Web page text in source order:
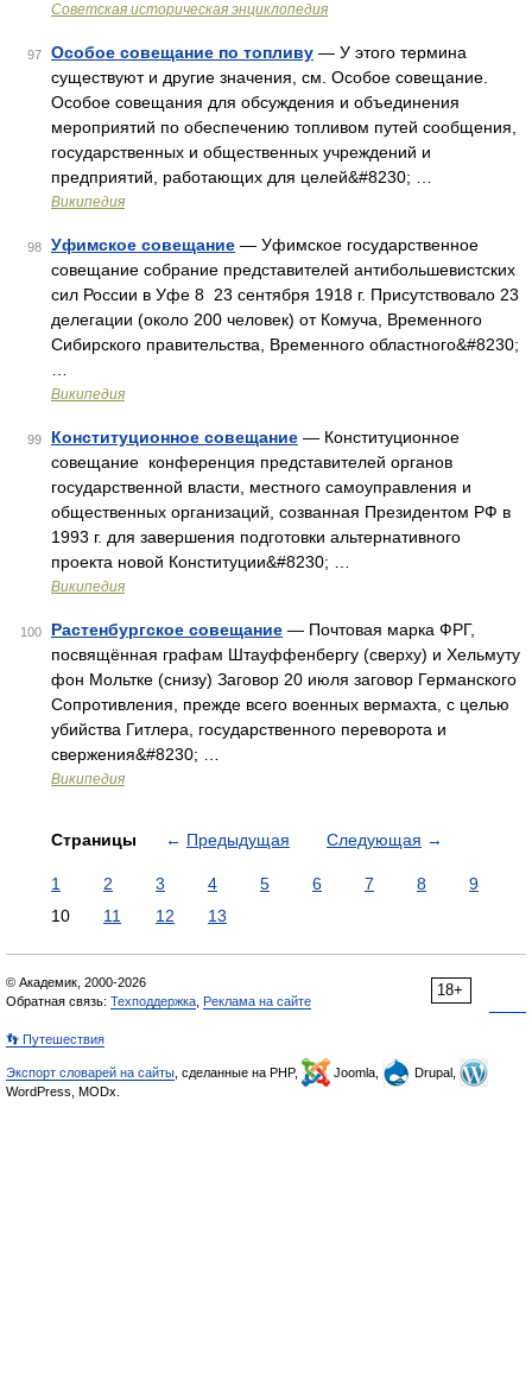
Советская историческая энциклопедия
97 Особое совещание по топливу — У этого термина
существуют и другие значения, см. Особое совещание.
Особое совещания для обсуждения и объединения
мероприятий по обеспечению топливом путей сообщения,
государственных и общественных учреждений и
предприятий, работающих для целей&#8230; …
Википедия
98 Уфимское совещание — Уфимское государственное
совещание собрание представителей антибольшевистских
сил России в Уфе 8 23 сентября 1918 г. Присутствовало 23
делегации (около 200 человек) от Комуча, Временного
Сибирского правительства, Временного областного&#8230;
Википедия
99 Конституционное совещание — Конституционное
совещание конференция представителей органов
государственной власти, местного самоуправления и
общественных организаций, созванная Президентом РФ в
1993 г. для завершения подготовки альтернативного
проекта новой Конституции&#8230; …
Википедия
100 Растенбургское совещание — Почтовая марка ФРГ,
посвящённая графам Штауффенбергу (сверху) и Хельмуту
фон Мольтке (снизу) Заговор 20 июля заговор Германского
Сопротивления, прежде всего военных вермахта, с целью
убийства Гитлера, государственного переворота и
свержения&#8230; …
Википедия
Страницы ← Предыдущая Следующая →
1 2 3 4 5 6 7 8
9
10
11 12 13
18+
© Академик, 2000-2026
Обратная связь: Техподдержка Реклама на сайте
👣 Путешествия
Экспорт словарей на сайты , сделанные на PHP, Joomla,
Drupal,
WordPress, MODx.